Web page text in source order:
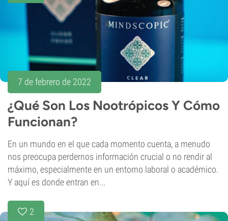
7 de febrero de 2022
¿Qué Son Los Nootrópicos Y Cómo
Funcionan?
En un mundo en el que cada momento cuenta, a menudo
nos preocupa perdernos información crucial o no rendir al
máximo, especialmente en un entorno laboral o académico.
Y aquí es donde entran en...
2